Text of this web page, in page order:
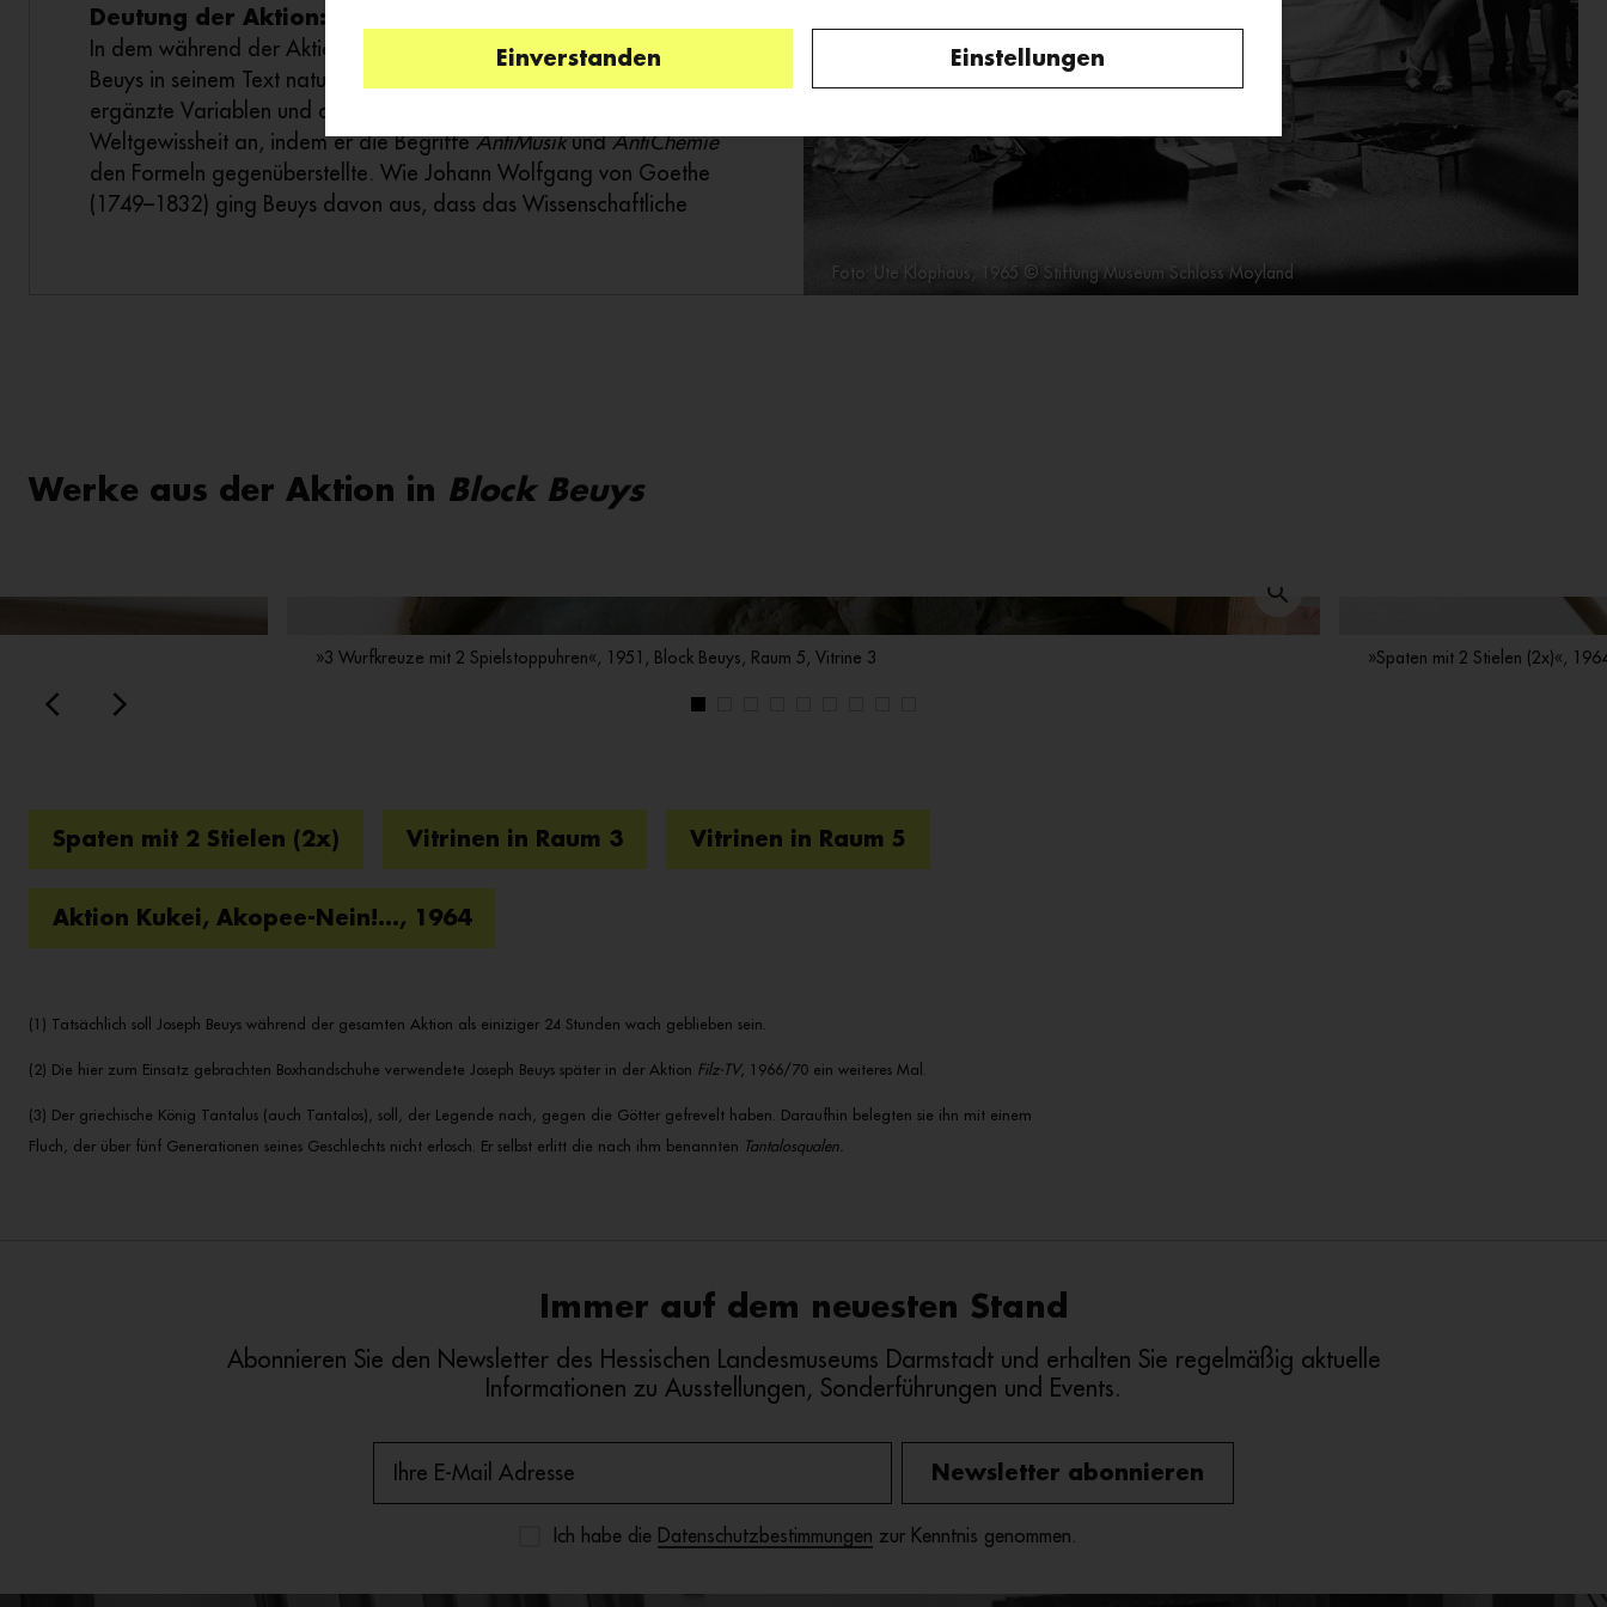
Foto: Ute Klophaus, 1965 © Stiftung Museum Schloss Moyland
Deutung der Aktion:
In dem während der Aktion eingesetzten Buch24 Stundenveränderte
Beuys in seinem Text naturwissenschaftliche Formeln, strich oder
ergänzte Variablen und deutete die Erweiterung rationaler
Weltgewissheit an, indem er die BegriffeAnti­MusikundAnti­Chemie
den Formeln gegenüberstellte. Wie Johann Wolfgang von Goethe
(1749–1832) ging Beuys davon aus, dass das Wissenschaftliche
Werke aus der Aktion in Block Beuys
»3 Wurfkreuze mit 2 Spielstoppuhren«, 1951, Block Beuys, Raum 5, Vitrine 3 »Spaten mit 2 Stielen (2x)«,
Spaten mit 2 Stielen (2x) Vitrinen in Raum 3 Vitrinen in Raum 5
Aktion Kukei, Akopee-Nein!..., 1964
(1) Tatsächlich soll Joseph Beuys während der gesamten Aktion als einiziger 24 Stunden wach geblieben sein.
(2) Die hier zum Einsatz gebrachten Boxhandschuhe verwendete Joseph Beuys später in der Aktion Filz-TV, 1966/70 ein weiteres Mal.
(3) Der griechische König Tantalus (auch Tantalos), soll, der Legende nach, gegen die Götter gefrevelt haben. Daraufhin belegten sie ihn mit einem
Fluch, der über fünf Generationen seines Geschlechts nicht erlosch. Er selbst erlitt die nach ihm benannten Tantalosqualen.
Immer auf dem neuesten Stand
Abonnieren Sie den Newsletter des Hessischen Landesmuseums Darmstadt und erhalten Sie regelmäßig aktuelle
Informationen zu Ausstellungen, Sonderführungen und Events.
Ich habe die Datenschutzbestimmungen zur Kenntnis genommen.
Newsletter abonnieren
Einverstanden Einstellungen